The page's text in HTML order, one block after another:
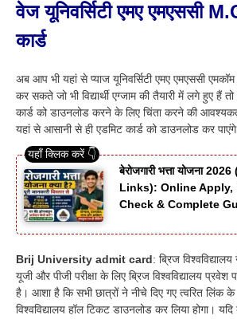
वेज यूनिवर्सिटी एमए एमएससी
कार्ड
अब आप भी यहां से प्याज यूनिवर्सिटी एमए एमएससी
कर सकते जो भी विद्यार्थी एग्जाम की तैयारी में लगे हुए हैं
कार्ड को डाउनलोड करने के लिए चिंता करने की
यहां से आसानी से ही एडमिट कार्ड को डाउनलोड कर पाएंगे
बेरोजगारी भत्ता योजना
Links): Online
Check & Complete
Brij University admit card: ब्रिज
यूजी और पीजी परीक्षा के लिए ब्रिज विश्वविद्यालय प्रवेश
है। आशा है कि सभी छात्रों ने नीचे दिए गए त्वरित लिंक के
विश्वविद्यालय हॉल टिकट डाउनलोड कर लिया होगा।